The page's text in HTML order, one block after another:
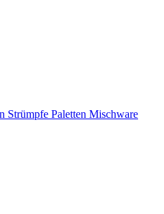
Strümpfe Paletten Mischware